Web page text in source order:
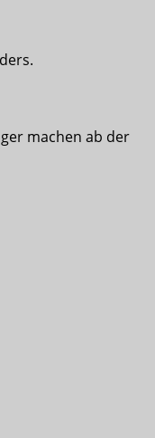
machen ab der